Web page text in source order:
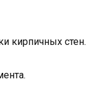
кирпичных стен.